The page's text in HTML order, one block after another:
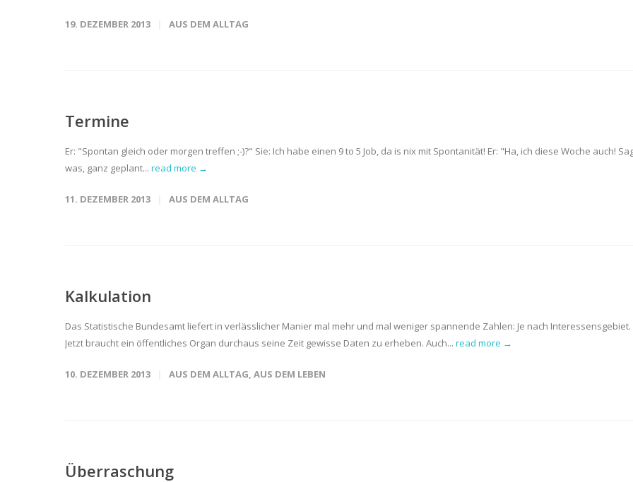
19. DEZEMBER 2013 AUS DEM ALLTAG
Termine
Er: "Spontan gleich oder morgen treffen ;-)?" Sie: Ich habe einen 9 to 5 Job, da is nix mit Spontanität! Er: "Ha, ich diese Woche auch!
was, ganz geplant... read more →
11. DEZEMBER 2013 AUS DEM ALLTAG
Kalkulation
Das Statistische Bundesamt liefert in verlässlicher Manier mal mehr und mal weniger spannende Zahlen: Je nach Interessensgebiet.
Jetzt braucht ein öffentliches Organ durchaus seine Zeit gewisse Daten zu erheben. Auch... read more →
10. DEZEMBER 2013 AUS DEM ALLTAG, AUS DEM LEBEN
Überraschung